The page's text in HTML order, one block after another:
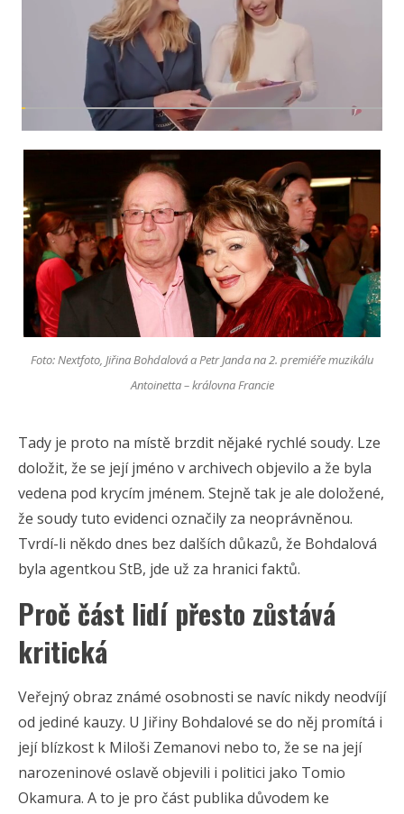
Foto: Nextfoto, Jiřina Bohdalová a Petr Janda na 2. premiéře muzikálu
Antoinetta – královna Francie
Tady je proto na místě brzdit nějaké rychlé soudy. Lze
doložit, že se její jméno v archivech objevilo a že byla
vedena pod krycím jménem. Stejně tak je ale doložené,
že soudy tuto evidenci označily za neoprávněnou.
Tvrdí-li někdo dnes bez dalších důkazů, že Bohdalová
byla agentkou StB, jde už za hranici faktů.
Proč část lidí přesto zůstává
kritická
Veřejný obraz známé osobnosti se navíc nikdy neodvíjí
od jediné kauzy. U Jiřiny Bohdalové se do něj promítá i
její blízkost k Miloši Zemanovi nebo to, že se na její
narozeninové oslavě objevili i politici jako Tomio
Okamura. A to je pro část publika důvodem ke